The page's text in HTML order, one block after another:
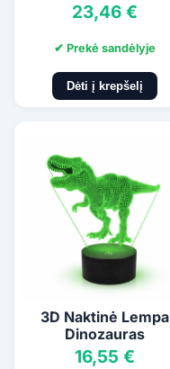
23,46 €
✔ Prekė sandėlyje
Dėti į krepšelį
3D Naktinė Lempa
Dinozauras
16,55 €